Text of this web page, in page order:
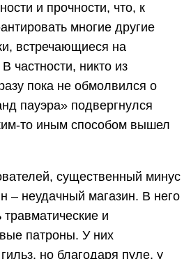
и прочности, что, к
многие другие
встречающиеся на
частности, никто из
пока не обмолвился о
пауэра» подвергнулся
то иным способом вышел
существенный минус
– неудачный магазин. В него
и
патроны. У них
но благодаря пуле, у